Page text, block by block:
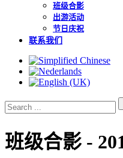
班级合影
出游活动
节日庆祝
联系我们
班级合影 -